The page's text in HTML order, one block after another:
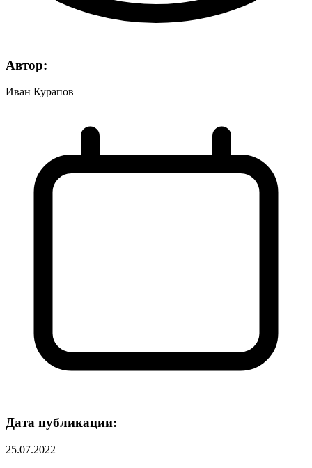
Автор:
Иван Курапов
Дата публикации:
25.07.2022